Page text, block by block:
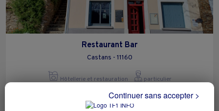
Restaurant Bar
Castans - 11160
Hôtellerie et restauration particulier
Continuer sans accepter >